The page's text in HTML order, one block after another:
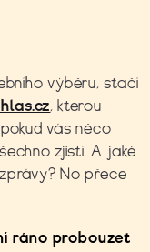
výběru, stačí
, kterou
vás něco
zjistí. A jaké
No přece
ráno probouzet